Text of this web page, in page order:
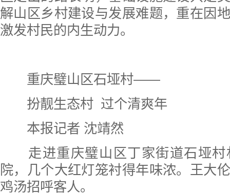
解山区乡村建设与发展难题，重在因
激发村民的内生动力。
重庆璧山区石垭村——
扮靓生态村 过个清爽年
本报记者 沈靖然
走进重庆璧山区丁家街道石垭村
院，几个大红灯笼衬得年味浓。王大
鸡汤招呼客人。